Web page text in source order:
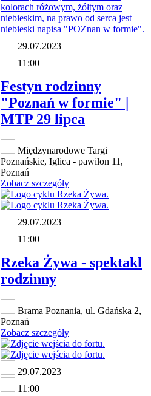
29.07.2023
11:00
Festyn rodzinny
"Poznań w formie" |
MTP 29 lipca
Międzynarodowe Targi
Poznańskie, Iglica - pawilon 11,
Poznań
Zobacz szczegóły
29.07.2023
11:00
Rzeka Żywa - spektakl
rodzinny
Brama Poznania, ul. Gdańska 2,
Poznań
Zobacz szczegóły
29.07.2023
11:00